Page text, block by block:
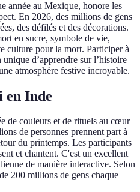
année au Mexique, honore les
En 2026, des millions de gens
des défilés et des décorations.
en sucre, symbole de vie,
culture pour la mort. Participer à
d’apprendre sur l’histoire
atmosphère festive incroyable.
en Inde
de couleurs et de rituels au cœur
de personnes prennent part à
du printemps. Les participants
et chantent. C'est un excellent
de manière interactive. Selon
200 millions de gens chaque